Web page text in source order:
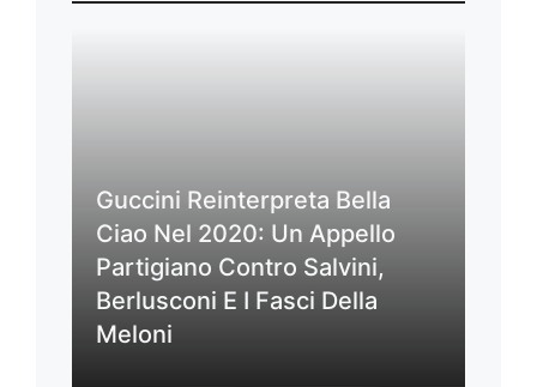
Guccini Reinterpreta Bella
Ciao Nel 2020: Un Appello
Partigiano Contro Salvini,
Berlusconi E I Fasci Della
Meloni